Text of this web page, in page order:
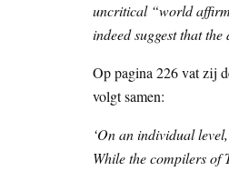
uncritical “world
indeed suggest that
Op pagina 226 vat zij
volgt samen:
‘On an individual
While the compilers of